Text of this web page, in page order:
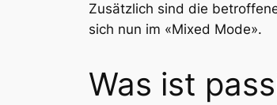
Zusätzlich sind die
sich nun im «Mixed Mode».
Was ist